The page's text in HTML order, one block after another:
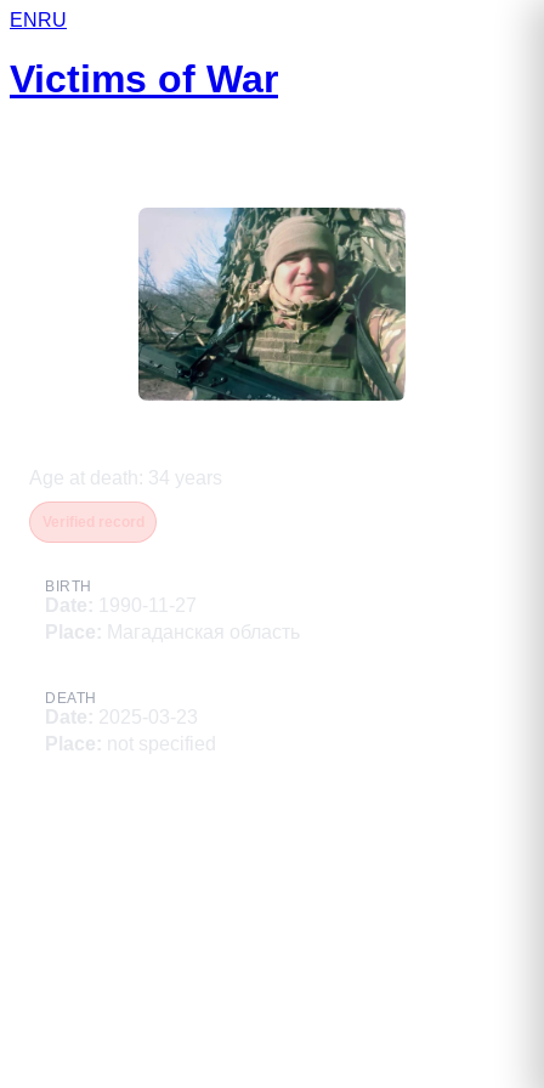
EN RU
Victims of War
Age at death : 34 years
BIRTH
Date: 1990-11-27
Place: Магаданская область
DEATH
Date: 2025-03-23
Place: not specified